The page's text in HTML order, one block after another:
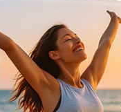
le pain, les
légumes secs